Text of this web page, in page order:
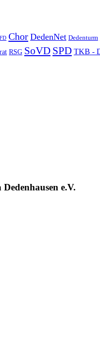
Chor DedenNet Dedenturm
RSG SoVD SPD TKB -
e.V.